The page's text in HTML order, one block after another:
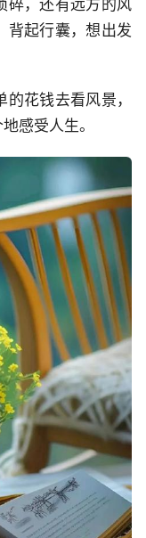
碎，还有远方的风
背起行囊，想出发
花钱去看风景，
感受人生。